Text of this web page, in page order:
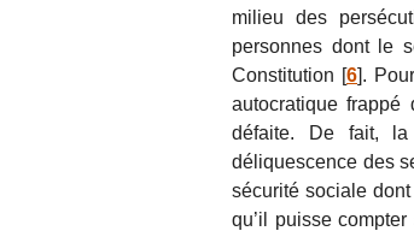
milieu des
personnes dont le
Constitution [6].
autocratique frappé
défaite. De fait,
déliquescence des
sécurité sociale
qu’il puisse